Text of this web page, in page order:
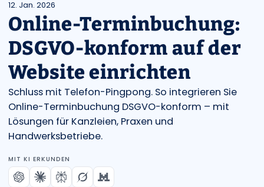
12. Jan. 2026
Online-Terminbuchung:
DSGVO-konform auf der
Website einrichten
Schluss mit Telefon-Pingpong. So integrieren Sie
Online-Terminbuchung DSGVO-konform – mit
Lösungen für Kanzleien, Praxen und
Handwerksbetriebe.
MIT KI ERKUNDEN